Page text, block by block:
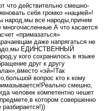
что действительно смешно-
себя громко «нацией»!
народ,мы все народы,причем
многочисленные.А что касается
«примазаться»
даже напрягаться не
ЕДИНСТВЕННЫЙ
кого сохранилось в языке
друг к другу
«эй»!Так
вопрос кто к кому
смешно,
человек компетентно чешет
котором совершенно
разбирается!))